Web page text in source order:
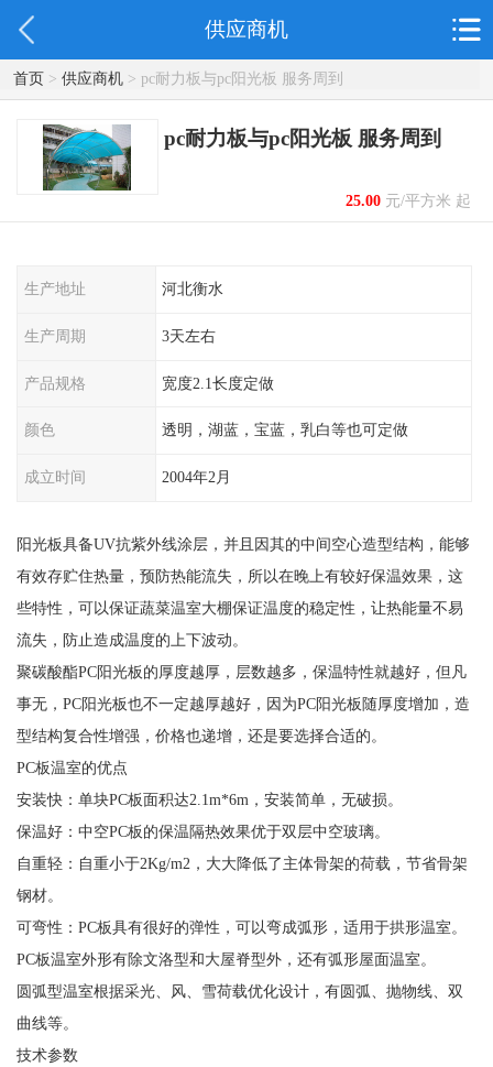
供应商机
首页> 供应商机> pc耐力板与pc阳光板 服务周到
pc耐力板与pc阳光板 服务周到
25.00元/平方米 起
生产地址 河北衡水
生产周期 3天左右
产品规格 宽度2.1长度定做
颜色 透明，湖蓝，宝蓝，乳白等也可定做
成立时间 2004年2月
阳光板具备UV抗紫外线涂层，并且因其的中间空心造型结构，能够
有效存贮住热量，预防热能流失，所以在晚上有较好保温效果，这
些特性，可以保证蔬菜温室大棚保证温度的稳定性，让热能量不易
流失，防止造成温度的上下波动。
聚碳酸酯PC阳光板的厚度越厚，层数越多，保温特性就越好，但凡
事无，PC阳光板也不一定越厚越好，因为PC阳光板随厚度增加，造
型结构复合性增强，价格也递增，还是要选择合适的。
PC板温室的优点
安装快：单块PC板面积达2.1m*6m，安装简单，无破损。
保温好：中空PC板的保温隔热效果优于双层中空玻璃。
自重轻：自重小于2Kg/m2，大大降低了主体骨架的荷载，节省骨架
钢材。
可弯性：PC板具有很好的弹性，可以弯成弧形，适用于拱形温室。
PC板温室外形有除文洛型和大屋脊型外，还有弧形屋面温室。
圆弧型温室根据采光、风、雪荷载优化设计，有圆弧、抛物线、双
曲线等。
技术参数